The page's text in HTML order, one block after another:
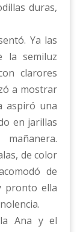
duras,
Ya las
la semiluz
clarores
a mostrar
aspiró una
en jarillas
de color
de
pronto ella
Ana y el